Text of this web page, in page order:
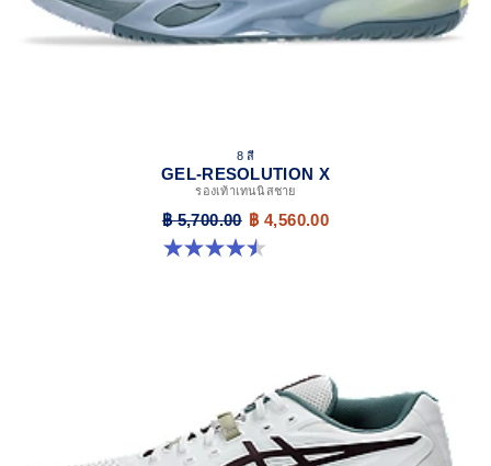
8 สี
GEL-RESOLUTION X
รองเท้าเทนนิสชาย
฿ 5,700.00 ฿ 4,560.00
4.5 จาก 5 ดาว 224 รีวิว